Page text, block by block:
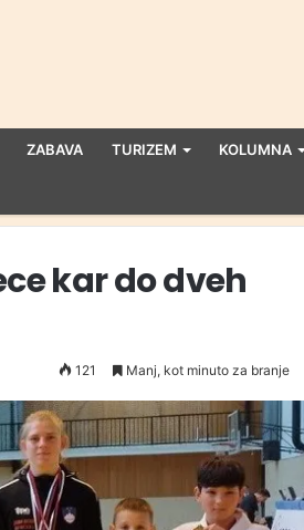
ZABAVA TURIZEM KOLUMNA
kar do dveh
121 Manj, kot minuto za branje